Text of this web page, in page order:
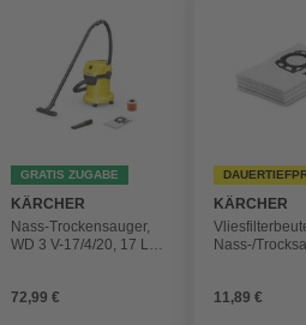
GRATIS ZUGABE
KÄRCHER
Nass-Trockensauger,
WD 3 V-17/4/20, 17 L,
72,99 €
KÄRCHER
Nass-/
4 Stück
11,89 €